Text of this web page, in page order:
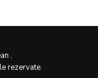
.
rezervate.